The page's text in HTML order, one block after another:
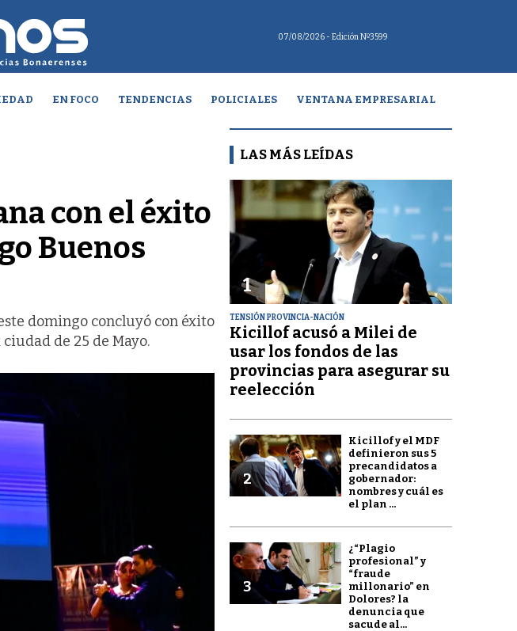
07/08/2026 - Edición Nº3599
EN FOCO TENDENCIAS POLICIALES VENTANA EMPRESARIAL
con el éxito
Buenos
domingo concluyó con éxito
de 25 de Mayo.
LAS MÁS LEÍDAS
1
TENSIÓN PROVINCIA-NACIÓN
Kicillof acusó a Milei de
usar los fondos de las
provincias para asegurar su
reelección
2
Kicillof y el MDF
definieron sus 5
precandidatos a
gobernador:
nombres y cuál es
el plan ...
3
¿“Plagio
profesional” y
“fraude
millonario” en
Dolores? la
denuncia que
sacude al...